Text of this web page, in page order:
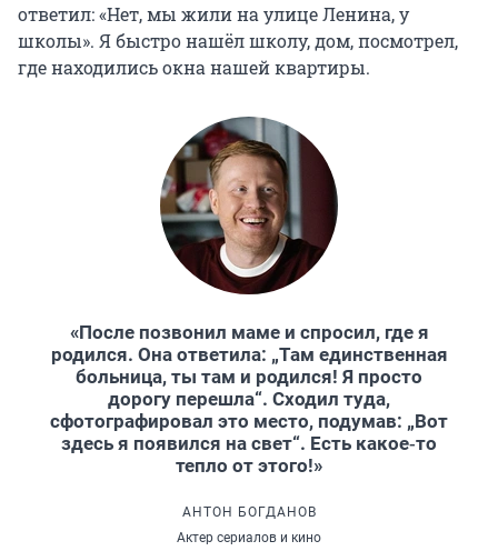
ответил: «Нет, мы жили на улице Ленина, у
школы». Я быстро нашёл школу, дом, посмотрел,
где находились окна нашей квартиры.
«После позвонил маме и спросил, где я
родился. Она ответила: „Там единственная
больница, ты там и родился! Я просто
дорогу перешла“. Сходил туда,
сфотографировал это место, подумав: „Вот
здесь я появился на свет“. Есть какое‑то
тепло от этого!»
АНТОН БОГДАНОВ
Актер сериалов и кино